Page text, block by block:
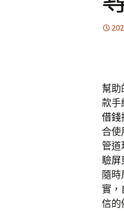
幫助
款手
借錢
合使
管道
驗屏
隨
實，
信的